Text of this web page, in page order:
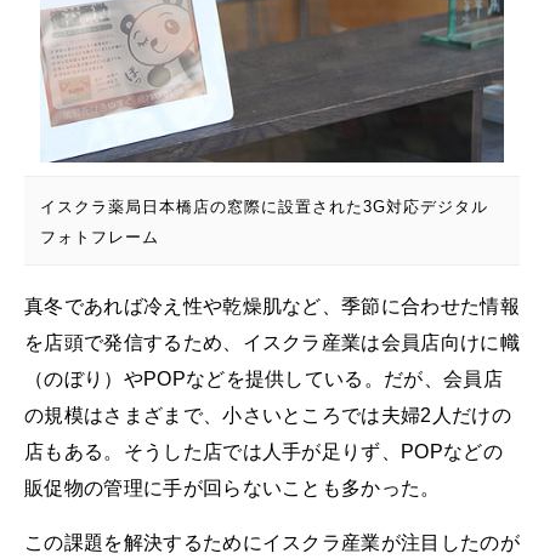
イスクラ薬局日本橋店の窓際に設置された3G対応デジタル
フォトフレーム
真冬であれば冷え性や乾燥肌など、季節に合わせた情報
を店頭で発信するため、イスクラ産業は会員店向けに幟
（のぼり）やPOPなどを提供している。だが、会員店
の規模はさまざまで、小さいところでは夫婦2人だけの
店もある。そうした店では人手が足りず、POPなどの
販促物の管理に手が回らないことも多かった。
この課題を解決するためにイスクラ産業が注目したのが